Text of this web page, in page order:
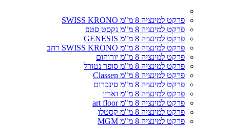
פרקט למינציה 8 מ"מ SWISS KRONO
פרקט למינציה 8 מ"מ נקסט סטפ
פרקט למינציה 8 מ"מ GENESIS
פרקט למינציה 8 מ"מ SWISS KRONO רחב
פרקט למינציה 8 מ"מ יורוהום
פרקט למינציה 8 מ"מ סופר נטורל
פרקט למינציה 8 מ"מ Classen
פרקט למינציה 8 מ"מ סינכרום
פרקט למינציה 8 מ"מ ואריו
פרקט למינציה 8 מ"מ art floor
פרקט למינציה 8 מ"מ קסטלו
פרקט למינציה 8 מ"מ MGM